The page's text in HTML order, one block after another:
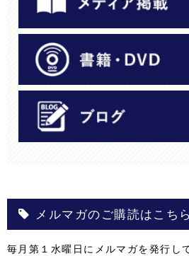
メルマガのご購読はこちら
毎月第１水曜日にメルマガを発行し